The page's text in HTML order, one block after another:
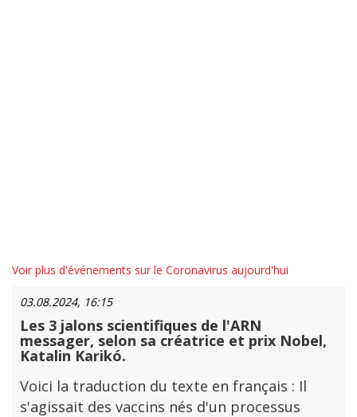
Voir plus d'événements sur le Coronavirus aujourd'hui
03.08.2024, 16:15
Les 3 jalons scientifiques de l'ARN
messager, selon sa créatrice et prix Nobel,
Katalin Karikó.
Voici la traduction du texte en français : Il
s'agissait des vaccins nés d'un processus